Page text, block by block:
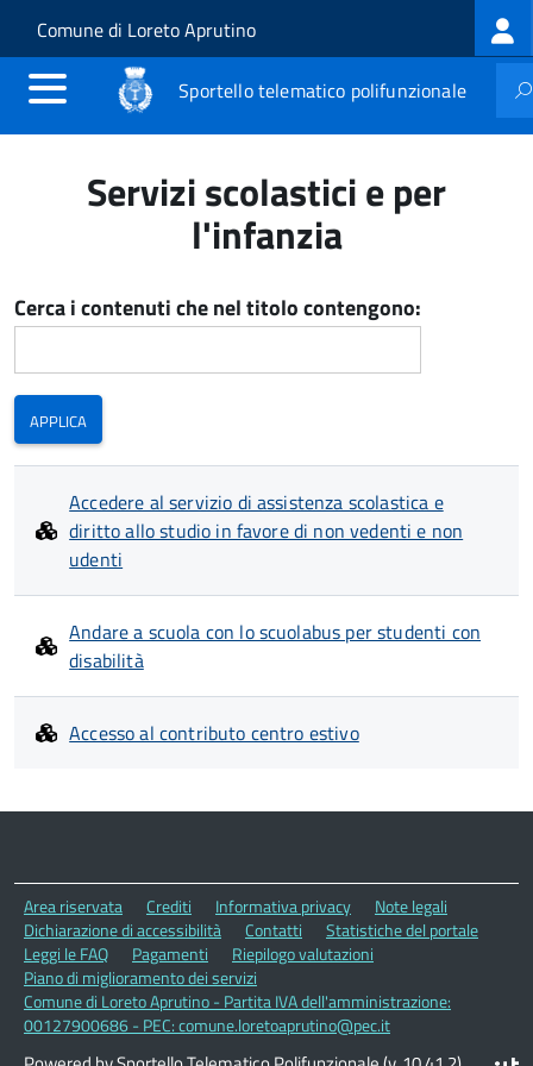
Salta al contenuto principale
Skip to site navigation
Comune di Loreto Aprutino
Sportello telematico polifunzionale
Servizi scolastici e per
l'infanzia
Cerca i contenuti che nel titolo contengono:
Accedere al servizio di assistenza scolastica e
diritto allo studio in favore di non vedenti e non
udenti
Andare a scuola con lo scuolabus per studenti con
disabilità
Accesso al contributo centro estivo
Area riservata Crediti Informativa privacy
Note legali
Dichiarazione di accessibilità
Contatti
Statistiche del portale
Leggi le FAQ
Pagamenti
Riepilogo valutazioni
Piano di miglioramento dei servizi
Comune di Loreto Aprutino - Partita IVA dell'amministrazione:
00127900686 - PEC: comune.loretoaprutino@pec.it